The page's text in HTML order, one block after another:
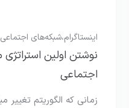
اینستاگرام،شبکه‌های اجتماعی
نوشتن اولین
اجتماعی
زمانی که الگوریتم